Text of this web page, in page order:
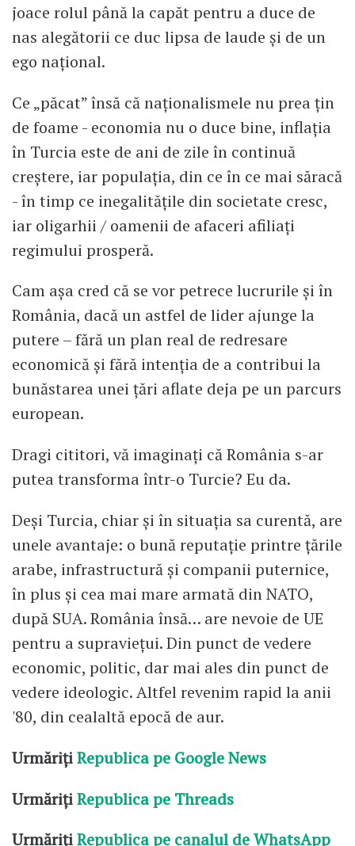
joace rolul până la capăt pentru a duce de
nas alegătorii ce duc lipsa de laude și de un
ego național.
Ce „păcat” însă că naționalismele nu prea țin
de foame - economia nu o duce bine, inflația
în Turcia este de ani de zile în continuă
creștere, iar populația, din ce în ce mai săracă
- în timp ce inegalitățile din societate cresc,
iar oligarhii / oamenii de afaceri afiliați
regimului prosperă.
Cam așa cred că se vor petrece lucrurile și în
România, dacă un astfel de lider ajunge la
putere – fără un plan real de redresare
economică și fără intenția de a contribui la
bunăstarea unei țări aflate deja pe un parcurs
european.
Dragi cititori, vă imaginați că România s-ar
putea transforma într-o Turcie? Eu da.
Deși Turcia, chiar și în situația sa curentă, are
unele avantaje: o bună reputație printre țările
arabe, infrastructură și companii puternice,
în plus și cea mai mare armată din NATO,
după SUA. România însă… are nevoie de UE
pentru a supraviețui. Din punct de vedere
economic, politic, dar mai ales din punct de
vedere ideologic. Altfel revenim rapid la anii
'80, din cealaltă epocă de aur.
UrmărițiRepublica pe Google News
UrmărițiRepublica pe Threads
UrmărițiRepublica pe canalul de WhatsApp